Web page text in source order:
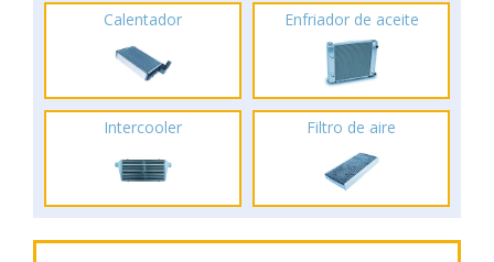
Calentador Enfriador de aceite
Intercooler Filtro de aire